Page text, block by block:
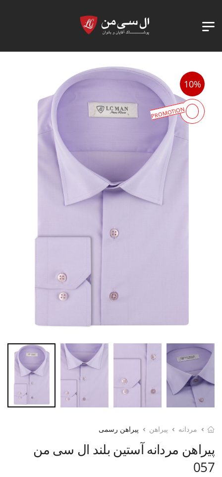
10%
PROMOTION
مردانه پیراهن پیراهن رسمی
پیراهن مردانه آستین بلند ال سی من
057